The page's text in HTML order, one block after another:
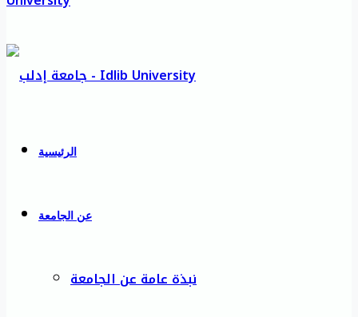
الرئيسية
عن الجامعة
نبذة عامة عن الجامعة